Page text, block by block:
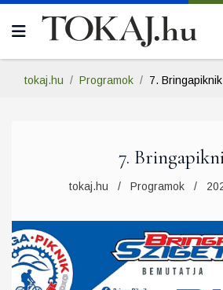
tokaj.hu Programok 7. Bringapiknik
7.
tokaj.hu Programok